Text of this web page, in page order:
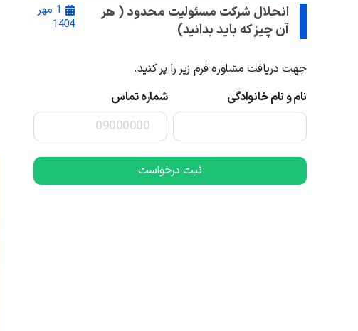
انحلال شرکت مسئولیت محدود ( هر
آن چیز که باید بدانید)
1 مهر
1404
جهت دریافت مشاوره فرم زیر را پر کنید.
نام و نام خانوادگی
شماره تماس